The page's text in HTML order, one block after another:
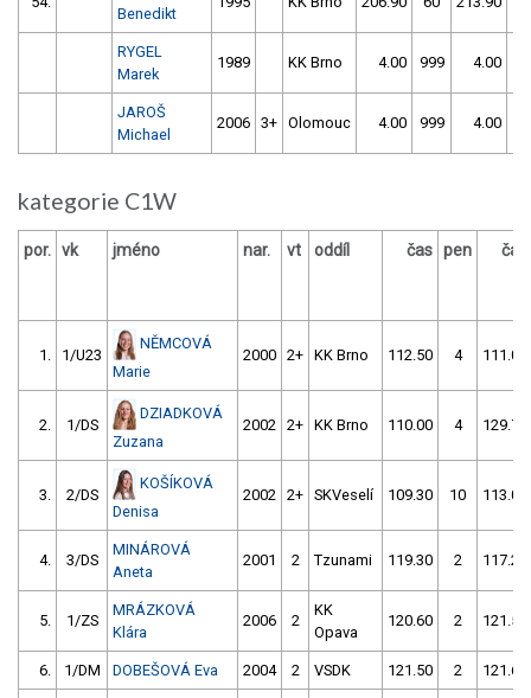
Benedikt
RYGEL
Marek
1989 KK Brno 4.00 999 4.00
JAROŠ
Michael
2006 3+ Olomouc 4.00 999 4.00
kategorie C1W
por. vk jméno nar. vt oddíl čas pen čas
1. 1/U23
NĚMCOVÁ
Marie
2000 2+ KK Brno 112.50 4 111.00
2. 1/DS
DZIADKOVÁ
Zuzana
2002 2+ KK Brno 110.00 4 129.70
3. 2/DS
KOŠÍKOVÁ
Denisa
2002 2+ SKVeselí 109.30 10 113.00
4. 3/DS
MINÁROVÁ
Aneta
2001 2 Tzunami 119.30 2 117.20
5. 1/ZS
MRÁZKOVÁ
Klára
2006 2
KK
Opava
120.60 2 121.50
6. 1/DM DOBEŠOVÁ Eva 2004 2 VSDK 121.50 2 121.60